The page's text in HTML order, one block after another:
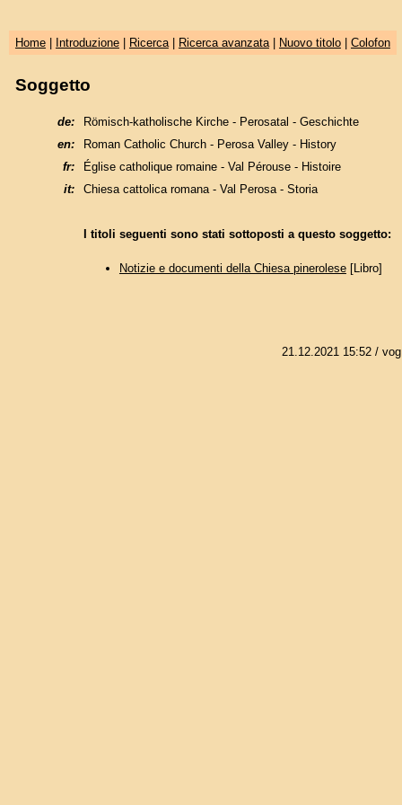
Home| Introduzione| Ricerca| Ricerca avanzata| Nuovo titolo| Colofon
Soggetto
de:
Römisch-katholische Kirche - Perosatal - Geschichte
en:
Roman Catholic Church - Perosa Valley - History
fr:
Église catholique romaine - Val Pérouse - Histoire
it:
Chiesa cattolica romana - Val Perosa - Storia
I titoli seguenti sono stati sottoposti a questo soggetto:
Notizie e documenti della Chiesa pinerolese[Libro]
21.12.2021 15:52/ vog